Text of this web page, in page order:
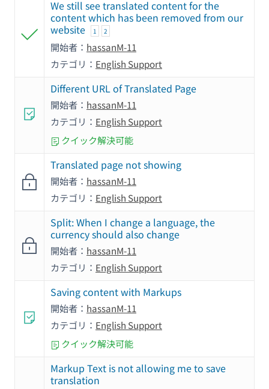
We still see translated content for the
content which has been removed from our
website
1 2
開始者： hassanM-11
カテゴリ： English Support
Different URL of Translated Page
開始者： hassanM-11
カテゴリ： English Support
クイック解決可能
Translated page not showing
開始者： hassanM-11
カテゴリ： English Support
Split: When I change a language, the
currency should also change
開始者： hassanM-11
カテゴリ： English Support
Saving content with Markups
開始者： hassanM-11
カテゴリ： English Support
クイック解決可能
Markup Text is not allowing me to save
translation